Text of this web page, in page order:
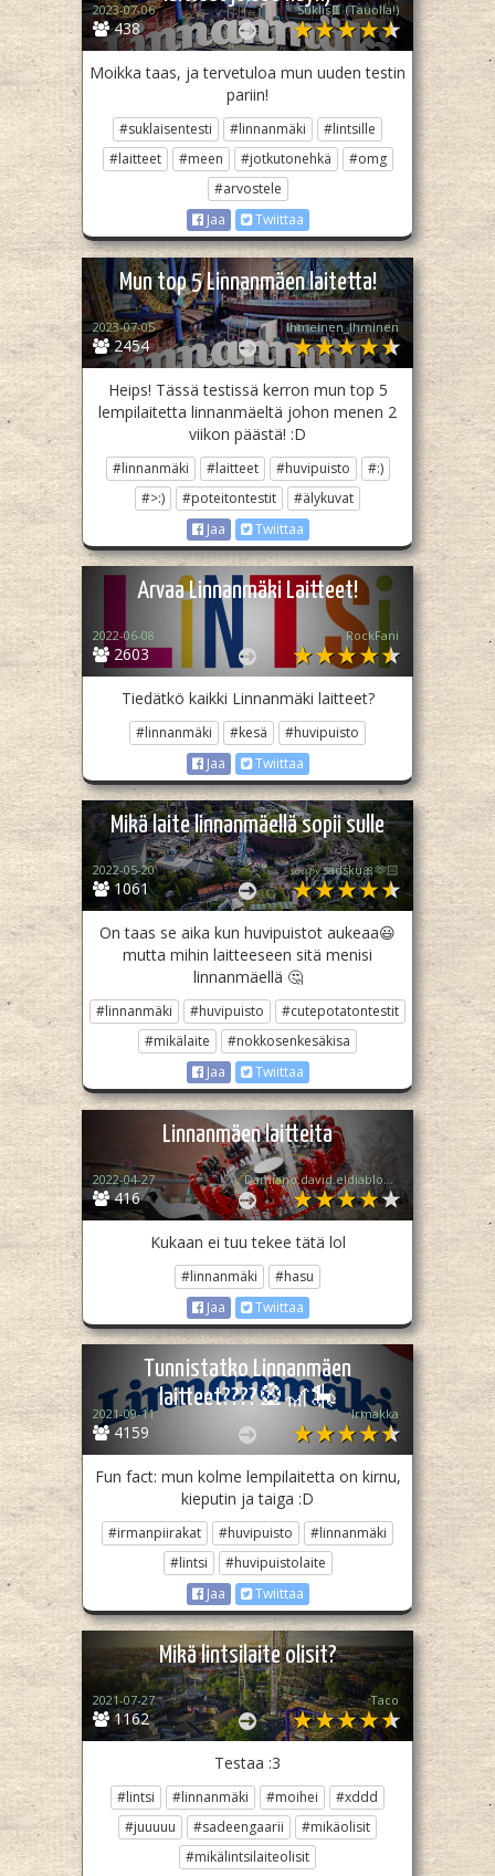
438
2023-07-06 Suklis🍫 (Tauolla!)
Moikka taas, ja tervetuloa mun uuden testin
pariin!
#suklaisentesti #linnanmäki
#lintsille
#laitteet
#meen #jotkutonehkä
#omg
#arvostele
Jaa
Twiittaa
Mun top 5 Linnanmäen laitetta!
2454
2023-07-05 Ihmeinen_Ihminen
Heips! Tässä testissä kerron mun top 5
lempilaitetta linnanmäeltä johon menen 2
viikon päästä! :D
#linnanmäki #laitteet #huvipuisto
#:)
#>:)
#poteitontestit
#älykuvat
Jaa
Twiittaa
Arvaa Linnanmäki Laitteet!
2603
2022-06-08 RockFani
Tiedätkö kaikki Linnanmäki laitteet?
#linnanmäki #kesä
#huvipuisto
Jaa
Twiittaa
Mikä laite linnanmäellä sopii sulle
1061
2022-05-20 𝓼𝓸𝓾𝓹𝔂 sadsku🎀🫶🏻
On taas se aika kun huvipuistot aukeaa😃
mutta mihin laitteeseen sitä menisi
linnanmäellä 🤔
#linnanmäki #huvipuisto
#cutepotatontestit
#mikälaite
#nokkosenkesäkisa
Jaa
Twiittaa
Linnanmäen laitteita
416
2022-04-27 Damiano.david.eldiablonen
Kukaan ei tuu tekee tätä lol
#linnanmäki
#hasu
Jaa
Twiittaa
Tunnistatko Linnanmäen
laitteet????🎡🎢🎠
4159
2021-09-11 Irmakka
Fun fact: mun kolme lempilaitetta on kirnu,
kieputin ja taiga :D
#irmanpiirakat #huvipuisto
#linnanmäki
#lintsi
#huvipuistolaite
Jaa
Twiittaa
Mikä lintsilaite olisit?
1162
2021-07-27 Taco
Testaa :3
#lintsi #linnanmäki #moihei
#xddd
#juuuuu
#sadeengaarii
#mikäolisit
#mikälintsilaiteolisit